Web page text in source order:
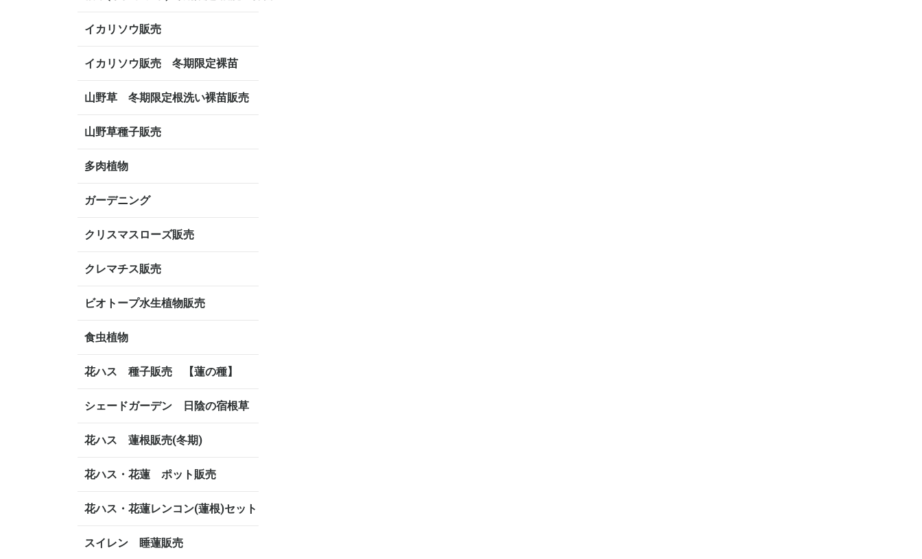
イカリソウ販売
イカリソウ販売 冬期限定裸苗
山野草 冬期限定根洗い裸苗販売
山野草種子販売
多肉植物
ガーデニング
クリスマスローズ販売
クレマチス販売
ビオトープ水生植物販売
食虫植物
花ハス 種子販売 【蓮の種】
シェードガーデン 日陰の宿根草
花ハス 蓮根販売(冬期)
花ハス・花蓮 ポット販売
花ハス・花蓮レンコン(蓮根)セット
スイレン 睡蓮販売